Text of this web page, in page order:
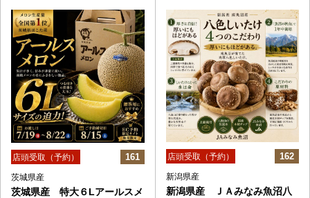
店頭受取（予約） 161
茨城県産
茨城県産 特大６Lアールスメ
店頭受取（予約） 162
新潟県産
新潟県産 ＪＡみなみ魚沼八